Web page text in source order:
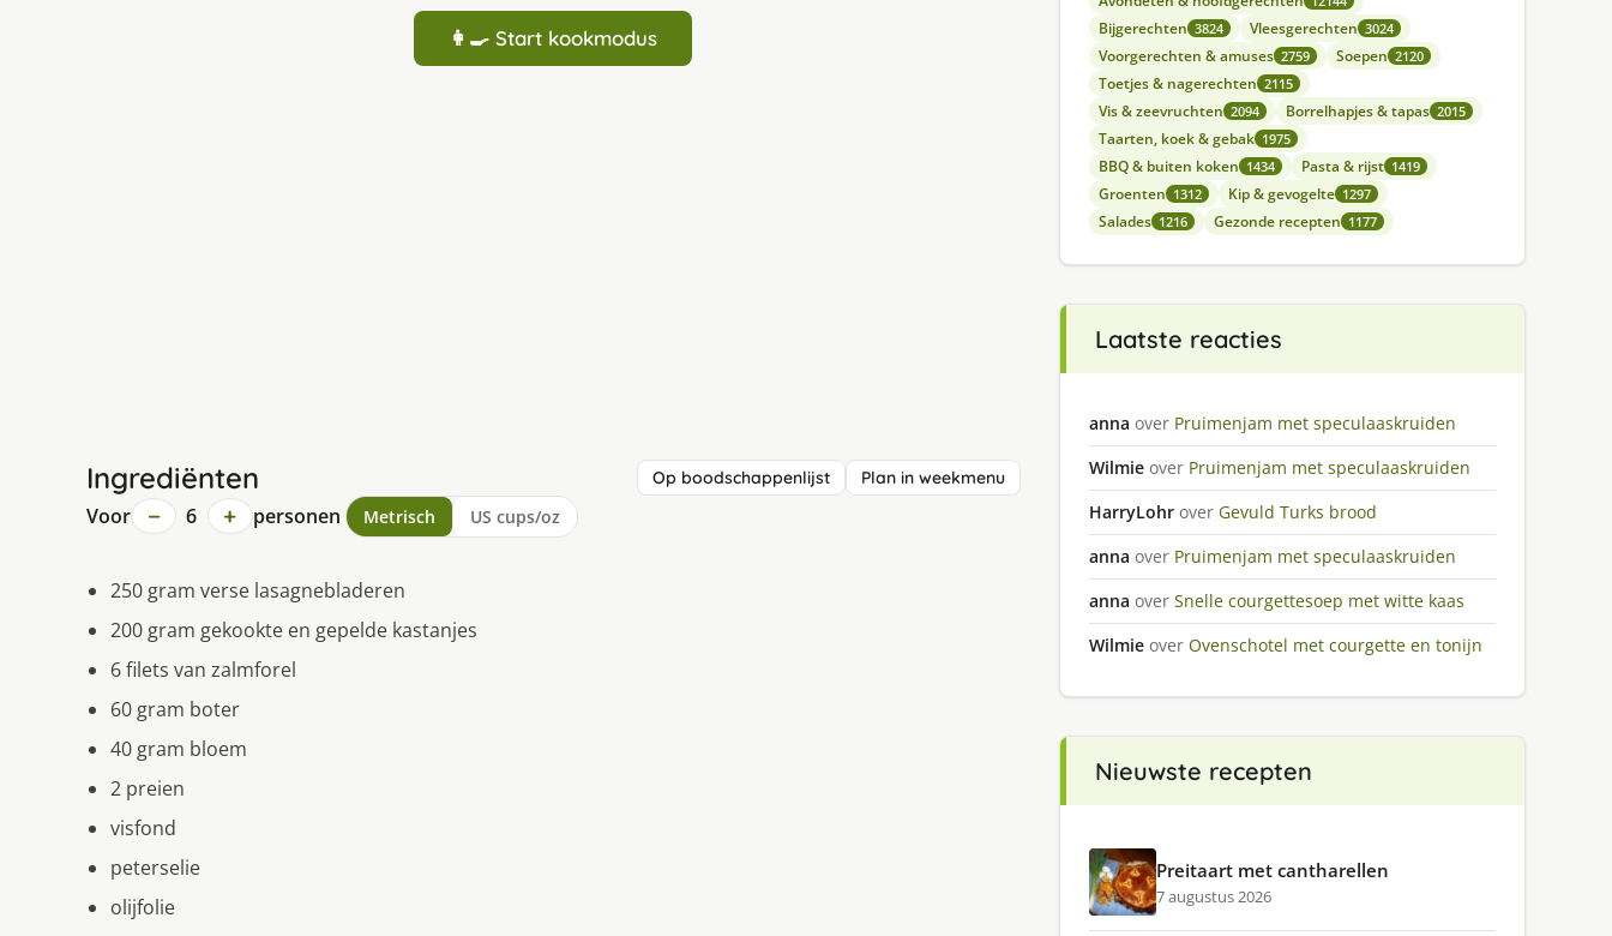
👩‍🍳 Start kookmodus
Ingrediënten Op boodschappenlijst Plan in weekmenu
Voor − 6 + personen Metrisch US cups/oz
250 gram verse lasagnebladeren
200 gram gekookte en gepelde kastanjes
6 filets van zalmforel
60 gram boter
40 gram bloem
2 preien
visfond
peterselie
olijfolie
Bijgerechten 3824 Vleesgerechten 3024
Voorgerechten & amuses 2759 Soepen 2120
Toetjes & nagerechten 2115
Vis & zeevruchten 2094 Borrelhapjes & tapas 2015
Taarten, koek & gebak 1975
BBQ & buiten koken 1434 Pasta & rijst 1419
Groenten 1312 Kip & gevogelte 1297
Salades 1216 Gezonde recepten 1177
Laatste reacties
anna over Pruimenjam met speculaaskruiden
Wilmie over Pruimenjam met speculaaskruiden
HarryLohr over Gevuld Turks brood
anna over Pruimenjam met speculaaskruiden
anna over Snelle courgettesoep met witte kaas
Wilmie over Ovenschotel met courgette en tonijn
Nieuwste recepten
Preitaart met cantharellen
7 augustus 2026